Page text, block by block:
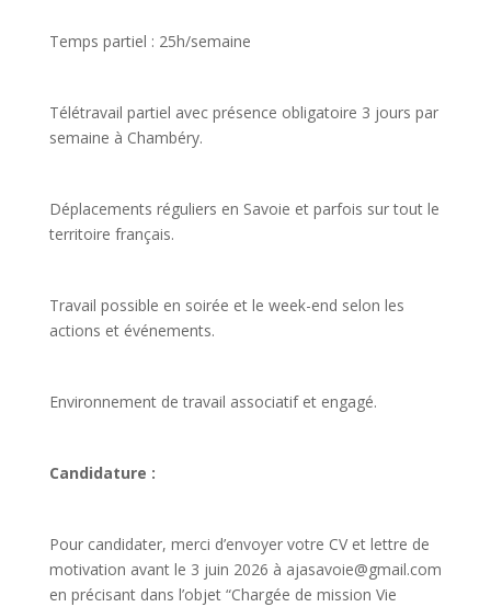
Temps partiel : 25h/semaine
Télétravail partiel avec présence obligatoire 3 jours par
semaine à Chambéry.
Déplacements réguliers en Savoie et parfois sur tout le
territoire français.
Travail possible en soirée et le week-end selon les
actions et événements.
Environnement de travail associatif et engagé.
Candidature :
Pour candidater, merci d’envoyer votre CV et lettre de
motivation avant le 3 juin 2026 à ajasavoie@gmail.com
en précisant dans l’objet “Chargée de mission Vie